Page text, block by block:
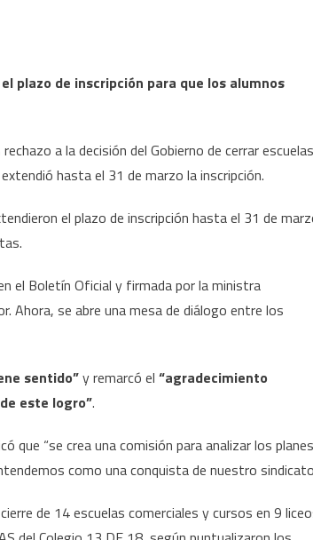
plazo de inscripción para que los alumnos
a la decisión del Gobierno de cerrar escuelas
hasta el 31 de marzo la inscripción.
el plazo de inscripción hasta el 31 de
el Boletín Oficial y firmada por la ministra
Ahora, se abre una mesa de diálogo entre los
sentido”y remarcó el “agradecimiento
este logro”.
que “se crea una comisión para analizar los planes
como una conquista de nuestro
de 14 escuelas comerciales y cursos en 9